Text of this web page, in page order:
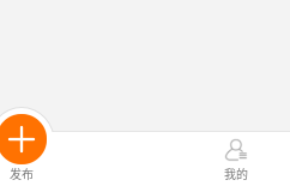
发布 我的